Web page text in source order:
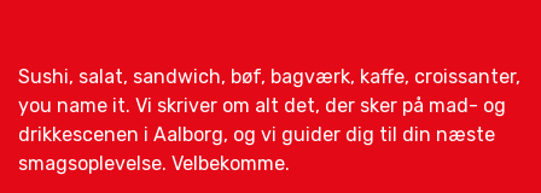
Sushi, salat, sandwich, bøf, bagværk, kaffe, croissanter,
you name it. Vi skriver om alt det, der sker på mad- og
drikkescenen i Aalborg, og vi guider dig til din næste
smagsoplevelse. Velbekomme.